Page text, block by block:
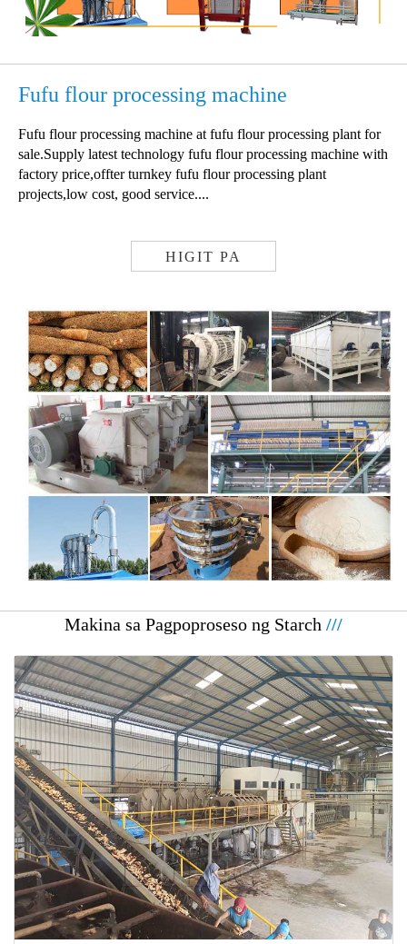
Fufu flour processing machine
Fufu flour processing machine at fufu flour processing plant for
sale.Supply latest technology fufu flour processing machine with
factory price,offter turnkey fufu flour processing plant
projects,low cost, good service....
HIGIT PA
Makina sa Pagpoproseso ng Starch ///